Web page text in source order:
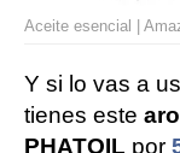
Aceite esencial |
Y si lo vas a
tienes este
PHATOIL por